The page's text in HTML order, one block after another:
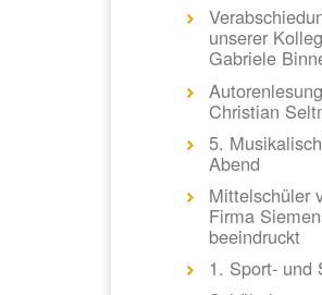
unserer
Gabriele
Christian
5.
Abend
Mittelschüler
Firma
beeindruckt
1. Sport- und